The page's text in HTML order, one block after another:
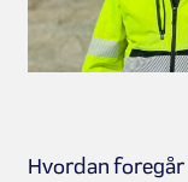
Hvordan